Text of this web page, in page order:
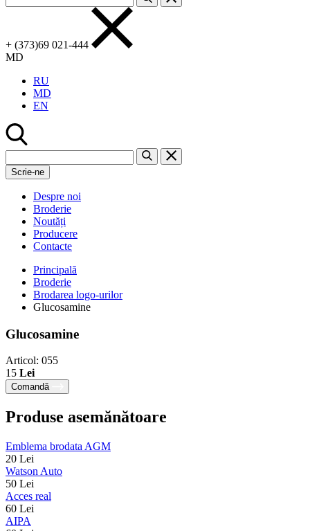
+ (373)69 021-444
MD
RU
MD
EN
Scrie-ne
Despre noi
Broderie
Noutăți
Producere
Contacte
Principală
Broderie
Brodarea logo-urilor
Glucosamine
Glucosamine
Articol: 055
15 Lei
Comandă
Produse asemănătoare
Emblema brodata AGM
20 Lei
Watson Auto
50 Lei
Acces real
60 Lei
AIPA